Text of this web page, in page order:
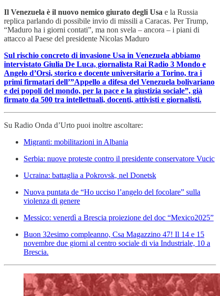
Il Venezuela è il nuovo nemico giurato degli Usa e la Russia
replica parlando di possibile invio di missili a Caracas. Per Trump,
“Maduro ha i giorni contati”, ma non svela – ancora – i piani di
attacco al Paese del presidente Nicolas Maduro
Sul rischio concreto di invasione Usa in Venezuela abbiamo
intervistato Giulia De Luca, giornalista Rai Radio 3 Mondo e
Angelo d’Orsi, storico e docente universitario a Torino, tra i
primi firmatari dell’”Appello a difesa del Venezuela bolivariano
e dei popoli del mondo, per la pace e la giustizia sociale”, già
firmato da 500 tra intellettuali, docenti, attivisti e giornalisti.
Su Radio Onda d’Urto puoi inoltre ascoltare:
Migranti: mobilitazioni in Albania
Serbia: nuove proteste contro il presidente conservatore Vucic
Ucraina: battaglia a Pokrovsk, nel Donetsk
Nuova puntata de “Ho ucciso l’angelo del focolare” sulla
violenza di genere
Messico: venerdì a Brescia proiezione del doc “Mexico2025”
Buon 32esimo compleanno, Csa Magazzino 47! Il 14 e 15
novembre due giorni al centro sociale di via Industriale, 10 a
Brescia.